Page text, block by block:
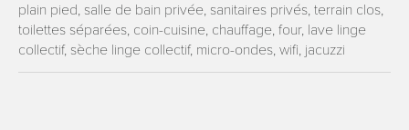
plain pied, salle de bain privée, sanitaires privés, terrain clos,
toilettes séparées, coin-cuisine, chauffage, four, lave linge
collectif, sèche linge collectif, micro-ondes, wifi, jacuzzi